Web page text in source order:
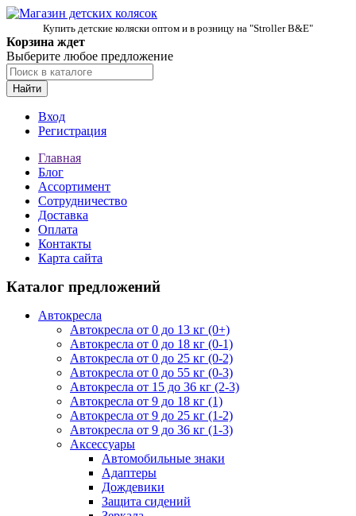
Купить детские коляски оптом и в розницу на "Stroller B&E"
Корзина ждет
Выберите любое предложение
Найти
Вход
Регистрация
Главная
Блог
Ассортимент
Сотрудничество
Доставка
Оплата
Контакты
Карта сайта
Каталог предложений
Автокресла
Автокресла от 0 до 13 кг (0+)
Автокресла от 0 до 18 кг (0-1)
Автокресла от 0 до 25 кг (0-2)
Автокресла от 0 до 55 кг (0-3)
Автокресла от 15 до 36 кг (2-3)
Автокресла от 9 до 18 кг (1)
Автокресла от 9 до 25 кг (1-2)
Автокресла от 9 до 36 кг (1-3)
Аксессуары
Автомобильные знаки
Адаптеры
Дождевики
Защита сидений